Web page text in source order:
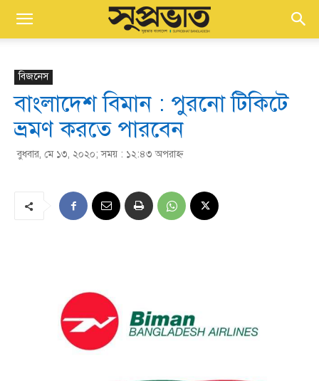
বিজনেস
বাংলাদেশ বিমান : পুরনো টিকিটে
ভ্রমণ করতে পারবেন
বুধবার, মে ১৩, ২০২০; সময় : ১২:৪৩ অপরাহ্ণ